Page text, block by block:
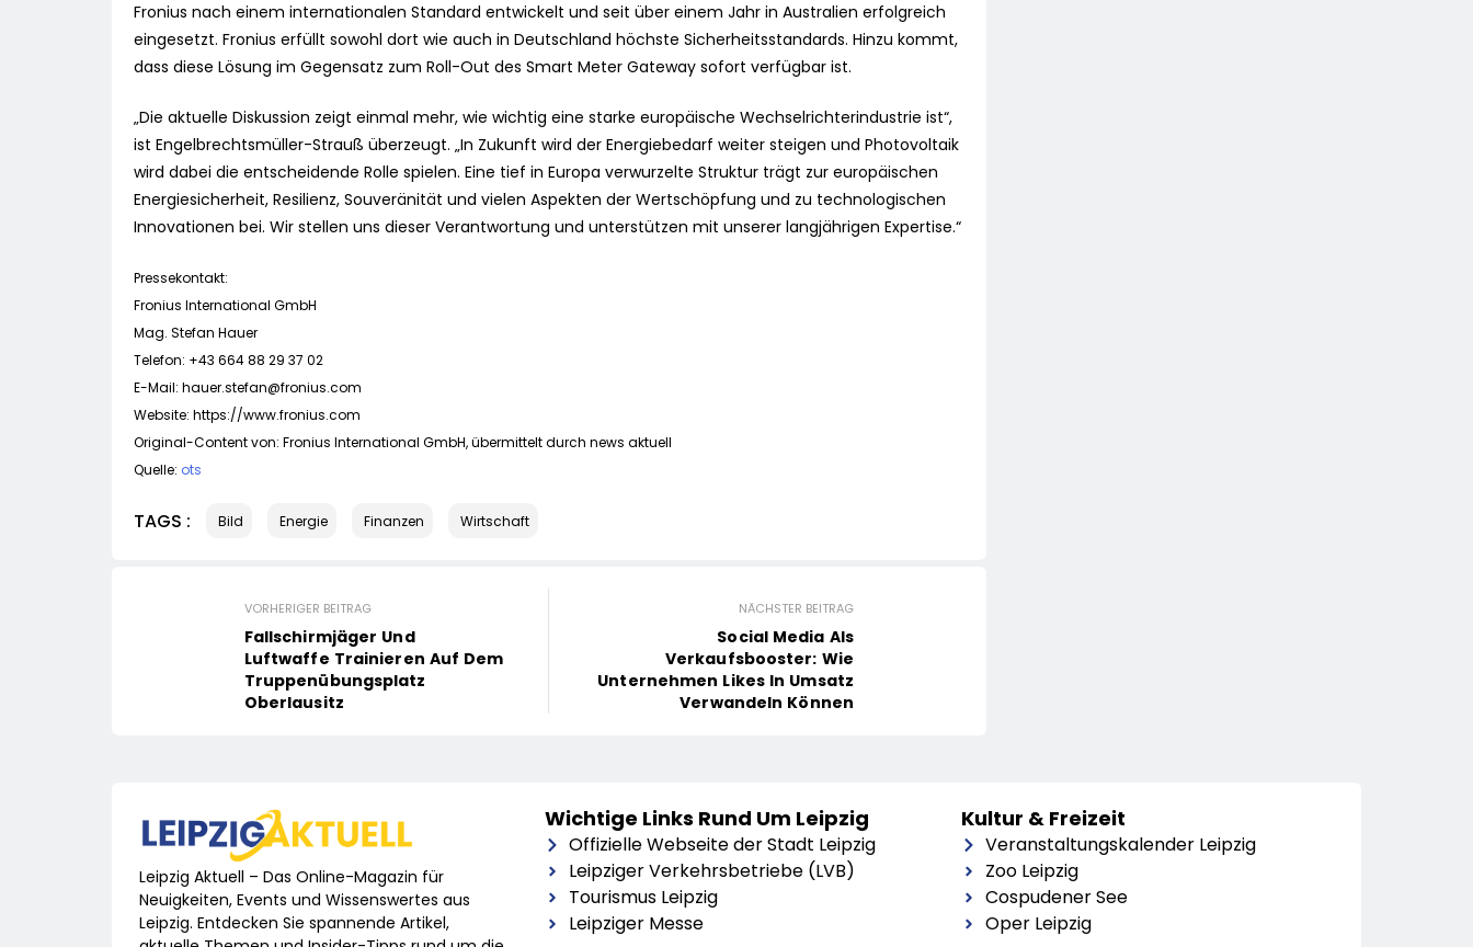
Fronius nach einem internationalen Standard entwickelt und seit über einem Jahr in Australien erfolgreich
eingesetzt. Fronius erfüllt sowohl dort wie auch in Deutschland höchste Sicherheitsstandards. Hinzu kommt,
dass diese Lösung im Gegensatz zum Roll-Out des Smart Meter Gateway sofort verfügbar ist.
„Die aktuelle Diskussion zeigt einmal mehr, wie wichtig eine starke europäische Wechselrichterindustrie ist“,
ist Engelbrechtsmüller-Strauß überzeugt. „In Zukunft wird der Energiebedarf weiter steigen und Photovoltaik
wird dabei die entscheidende Rolle spielen. Eine tief in Europa verwurzelte Struktur trägt zur europäischen
Energiesicherheit, Resilienz, Souveränität und vielen Aspekten der Wertschöpfung und zu technologischen
Innovationen bei. Wir stellen uns dieser Verantwortung und unterstützen mit unserer langjährigen Expertise.“
Pressekontakt:
Fronius International GmbH
Mag. Stefan Hauer
Telefon: +43 664 88 29 37 02
E-Mail: hauer.stefan@fronius.com
Website: https://www.fronius.com
Original-Content von: Fronius International GmbH, übermittelt durch news aktuell
Quelle: ots
TAGS : Bild Energie Finanzen Wirtschaft
VORHERIGER BEITRAG
Fallschirmjäger Und
Luftwaffe Trainieren Auf Dem
Truppenübungsplatz
Oberlausitz
NÄCHSTER BEITRAG
Social Media Als
Verkaufsbooster: Wie
Unternehmen Likes In Umsatz
Verwandeln Können
Leipzig Aktuell – Das Online-Magazin für
Neuigkeiten, Events und Wissenswertes aus
Leipzig. Entdecken Sie spannende Artikel,
Wichtige Links Rund Um Leipzig
Offizielle Webseite der Stadt Leipzig
Leipziger Verkehrsbetriebe (LVB)
Tourismus Leipzig
Leipziger Messe
Kultur & Freizeit
Veranstaltungskalender Leipzig
Zoo Leipzig
Cospudener See
Oper Leipzig